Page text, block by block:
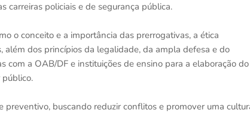
carreiras policiais e de segurança pública.
o conceito e a importância das prerrogativas, a ética
dos princípios da legalidade, da ampla defesa e do
a OAB/DF e instituições de ensino para a elaboração do
buscando reduzir conflitos e promover uma